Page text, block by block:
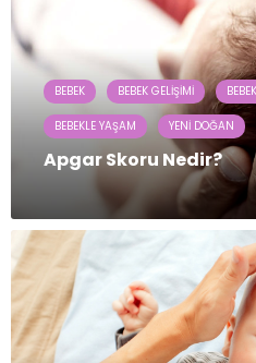
BEBEK BEBEK GELIŞIMI
BEBEKLE YAŞAM YENI DOĞAN
Apgar Skoru Nedir?